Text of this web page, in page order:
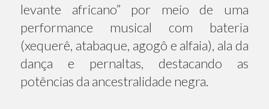
levante africano” por meio de uma
performance musical com bateria
(xequerê, atabaque, agogô e alfaia), ala da
dança e pernaltas, destacando as
potências da ancestralidade negra.